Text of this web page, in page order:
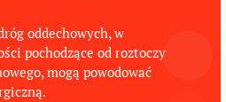
oddechowych, w
pochodzące od roztoczy
mogą powodować